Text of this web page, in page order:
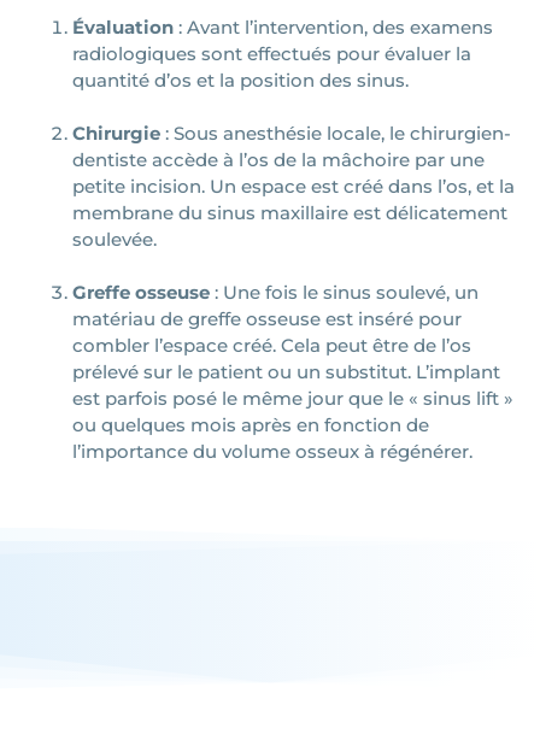
Évaluation : Avant l’intervention, des examens
radiologiques sont effectués pour évaluer la
quantité d’os et la position des sinus.
Chirurgie : Sous anesthésie locale, le chirurgien-
dentiste accède à l’os de la mâchoire par une
petite incision. Un espace est créé dans l’os, et la
membrane du sinus maxillaire est délicatement
soulevée.
Greffe osseuse : Une fois le sinus soulevé, un
matériau de greffe osseuse est inséré pour
combler l’espace créé. Cela peut être de l’os
prélevé sur le patient ou un substitut. L’implant
est parfois posé le même jour que le « sinus lift »
ou quelques mois après en fonction de
l’importance du volume osseux à régénérer.